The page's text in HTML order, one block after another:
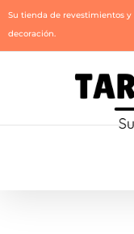
Su tienda de revestimientos y
decoración.